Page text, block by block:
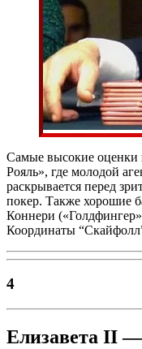
Самые высокие оценки
Рояль», где молодой
раскрывается перед
покер. Также хорошие
Коннери
Координаты
4
Елизавета II